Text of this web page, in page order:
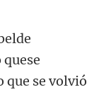
que se volvió